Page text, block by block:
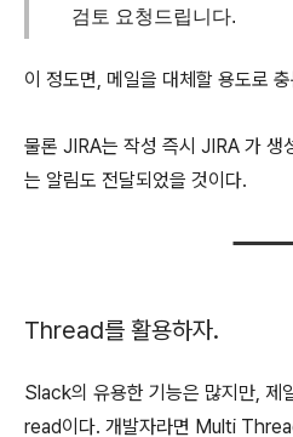
검토 요청드립니다.
이 정도면, 메일을 대체할 용도로
물론 JIRA는 작성 즉시 JIRA 가
는 알림도 전달되었을 것이다.
Thread를 활용하자.
Slack의 유용한 기능은 많지만, 제
read이다. 개발자라면 Multi